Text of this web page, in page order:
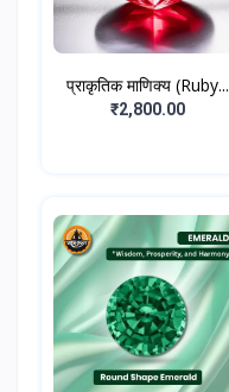
प्राकृतिक माणिक्य (Ruby...
₹2,800.00